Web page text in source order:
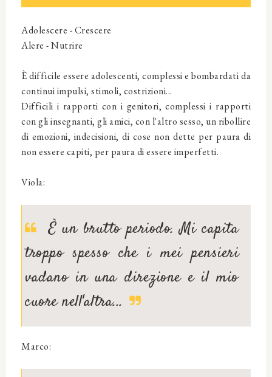
Adolescere - Crescere
Alere - Nutrire
È difficile essere adolescenti, complessi e bombardati da
continui impulsi, stimoli, costrizioni...
Difficili i rapporti con i genitori, complessi i rapporti
con gli insegnanti, gli amici, con l'altro sesso, un ribollire
di emozioni, indecisioni, di cose non dette per paura di
non essere capiti, per paura di essere imperfetti.
Viola:
È un brutto periodo. Mi capita
troppo spesso che i mei pensieri
vadano in una direzione e il mio
cuore nell'altra...
Marco: